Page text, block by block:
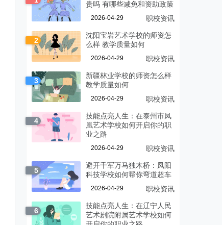
贵吗 有哪些减免和资助政策
2026-04-29 职校资讯
2
沈阳宝岩艺术学校的师资怎
么样 教学质量如何
2026-04-29 职校资讯
3
新疆林业学校的师资怎么样
教学质量如何
2026-04-29 职校资讯
4
技能点亮人生：在泰州市凤
凰艺术学校如何开启你的职
业之路
2026-04-29 职校资讯
5
避开千军万马独木桥：凤阳
科技学校如何帮你弯道超车
2026-04-29 职校资讯
6
技能点亮人生：在辽宁人民
艺术剧院附属艺术学校如何